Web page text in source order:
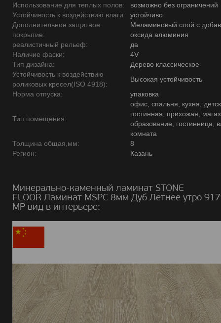
Использование для теплых полов:
возможно без ограничений
Устойчивость к воздействию влаги:
устойчиво
Дополнительное защитное
покрытие:
Меламиновый слой с
оксида алюминия
реалистичный рельеф:
да
Наличие фаски:
4V
Тип дизайна:
Дерево классическое
Устойчивость к воздействию
роликовых кресел(ISO 4918):
Высокая устойчивость
Норма отпуска:
упаковка
Тип помещения:
офис, спальня, кухня,
гостинная, прихожая,
образование, гостинница,
комната
Толщина общая,мм:
8
Регион:
Казань
Минерально-каменный ламинат STONE
FLOOR Ламинат MSPC 8мм Дуб Летнее утро
MP вид в интерьере: